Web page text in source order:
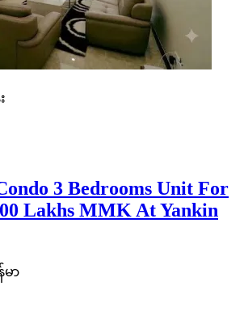
3 Bedrooms Unit For
Lakhs MMK At Yankin
မာ